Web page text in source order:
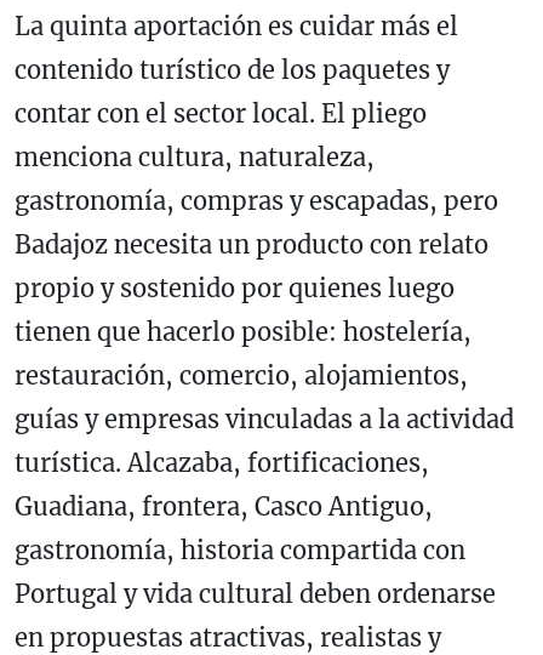
La quinta aportación es cuidar más el
contenido turístico de los paquetes y
contar con el sector local. El pliego
menciona cultura, naturaleza,
gastronomía, compras y escapadas, pero
Badajoz necesita un producto con relato
propio y sostenido por quienes luego
tienen que hacerlo posible: hostelería,
restauración, comercio, alojamientos,
guías y empresas vinculadas a la actividad
turística. Alcazaba, fortificaciones,
Guadiana, frontera, Casco Antiguo,
gastronomía, historia compartida con
Portugal y vida cultural deben ordenarse
en propuestas atractivas, realistas y